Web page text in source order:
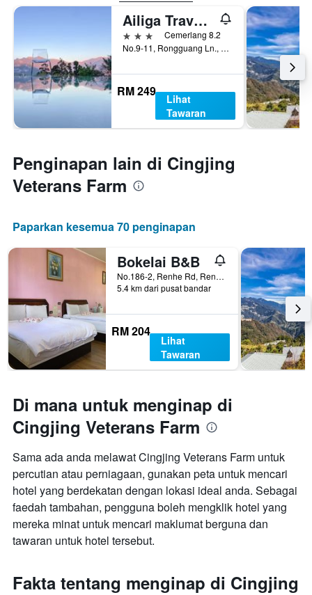
Ailiga Travel Villa
3 bintangCemerlang 8.2
No.9-11, Rongguang Ln., Renai, Taiwan
RM 249
Lihat
Tawaran
Penginapan lain di Cingjing
Veterans Farm
Paparkan kesemua 70 penginapan
Bokelai B&B
No.186-2, Renhe Rd, Renai, Taiwan
5.4 km dari pusat bandar
RM 204
Lihat
Tawaran
Di mana untuk menginap di
Cingjing Veterans Farm
Sama ada anda melawat Cingjing Veterans Farm untuk
percutian atau perniagaan, gunakan peta untuk mencari
hotel yang berdekatan dengan lokasi ideal anda. Sebagai
faedah tambahan, pengguna boleh mengklik hotel yang
mereka minat untuk mencari maklumat berguna dan
tawaran untuk hotel tersebut.
Fakta tentang menginap di Cingjing